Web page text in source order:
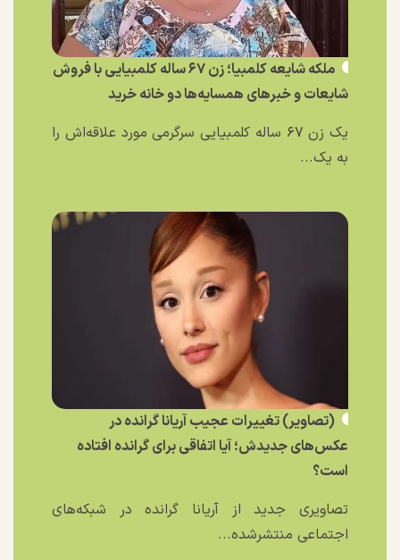
ملکه شایعه کلمبیا؛ زن ۶۷ ساله کلمبیایی با فروش
شایعات و خبر‌های همسایه‌ها دو خانه خرید
یک زن ۶۷ ساله کلمبیایی سرگرمی مورد علاقه‌اش را
به یک...
(تصاویر) تغییرات عجیب آریانا گرانده در
عکس‌های جدیدش؛ آیا اتفاقی برای گرانده افتاده
است؟
تصاویری جدید از آریانا گرانده در شبکه‌های
اجتماعی منتشرشده...